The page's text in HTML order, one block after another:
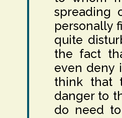
spreading
personally
quite
the fact
even deny
think that
danger to
do need